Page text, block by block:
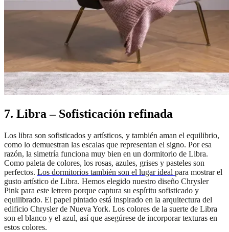
7. Libra – Sofisticación refinada
Los libra son sofisticados y artísticos, y también aman el equilibrio,
como lo demuestran las escalas que representan el signo. Por esa
razón, la simetría funciona muy bien en un dormitorio de Libra.
Como paleta de colores, los rosas, azules, grises y pasteles son
perfectos. Los dormitorios también son el lugar ideal para mostrar el
gusto artístico de Libra. Hemos elegido nuestro diseño Chrysler
Pink para este letrero porque captura su espíritu sofisticado y
equilibrado. El papel pintado está inspirado en la arquitectura del
edificio Chrysler de Nueva York. Los colores de la suerte de Libra
son el blanco y el azul, así que asegúrese de incorporar texturas en
estos colores.